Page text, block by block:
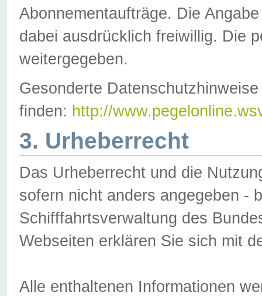
Abonnementaufträge. Die
dabei ausdrücklich freiwillig. Die
weitergegeben.
Gesonderte
finden: http://
3. Urheberrecht
Das Urheberrecht und die
sofern nicht anders angegeben -
Schifffahrtsverwaltung des
Webseiten erklären Sie sich mit
Alle enthaltenen Informationen